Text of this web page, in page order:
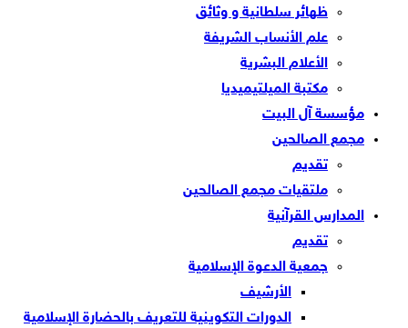
ظهائر سلطانية و وثائق
علم الأنساب الشريفة
الأعلام البشرية
مكتبة الميلتيميديا
مؤسسة آل البيت
مجمع الصالحين
تقديم
ملتقيات مجمع الصالحين
المدارس القرآنية
تقديم
جمعية الدعوة الإسلامية
الأرشيف
الدورات التكوينية للتعريف بالحضارة الإسلامية